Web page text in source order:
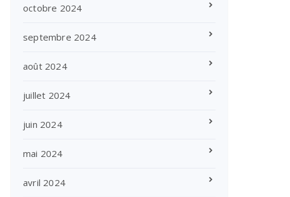
octobre 2024
septembre 2024
août 2024
juillet 2024
juin 2024
mai 2024
avril 2024